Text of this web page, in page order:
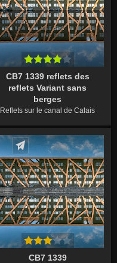
CB7 1339 reflets des
reflets Variant sans
berges
Reflets sur le canal de Calais
Écrire un commentaire
CB7 1339